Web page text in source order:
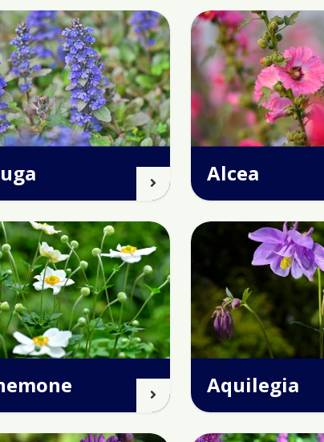
Alcea
Aquilegia